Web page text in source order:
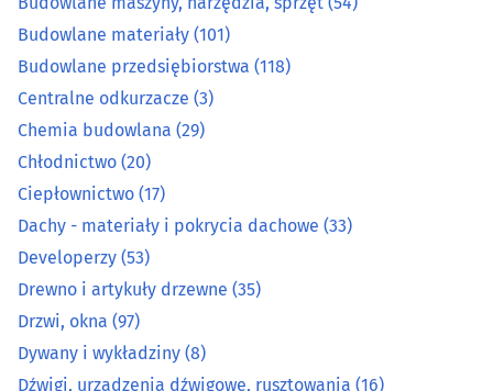
Drewno i artykuły drzewne(35)
Drzwi, okna(97)
Dywany i wykładziny
Dźwigi, urządzenia dźwigowe, rusztowania
Elewacje(31)
Farby, lakiery(20)
Firanki, zasłony, tkaniny dekoracyjne (14)
Budowlane materiały (101)
Budowlane przedsiębiorstwa (118)
Centralne odkurzacze (3)
Chemia budowlana (29)
Chłodnictwo (20)
Ciepłownictwo (17)
Dachy - materiały i pokrycia dachowe (33)
Developerzy (53)
Drewno i artykuły drzewne (35)
Drzwi, okna (97)
Dywany i wykładziny (8)
Dźwigi, urządzenia dźwigowe, rusztowania (16)